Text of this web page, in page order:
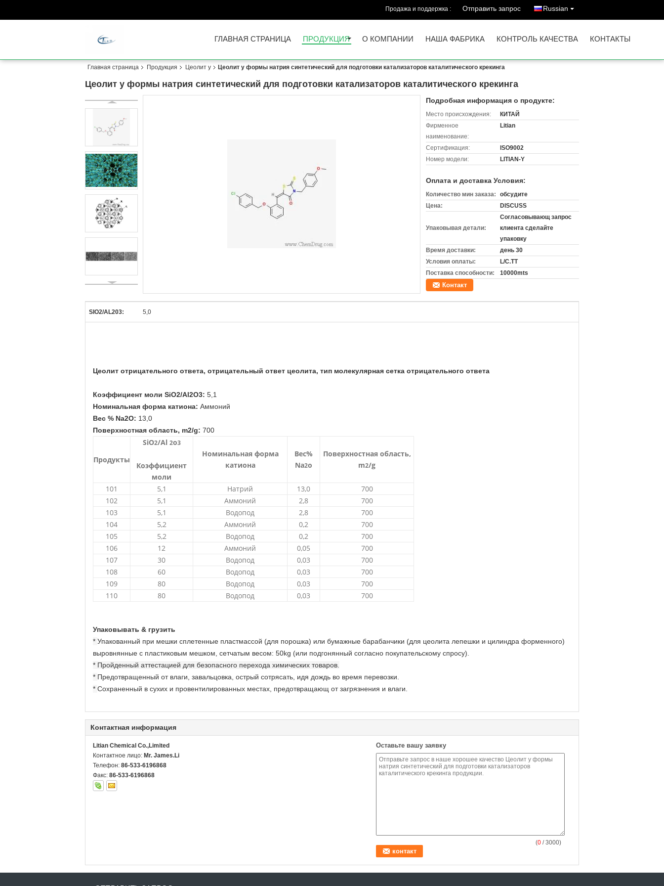
Продажа и поддержка : Отправить запрос Russian
ГЛАВНАЯ СТРАНИЦА ПРОДУКЦИЯ О КОМПАНИИ НАША ФАБРИКА КОНТРОЛЬ КАЧЕСТВА КОНТАКТЫ
Главная страница Продукция Цеолит y Цеолит y формы натрия синтетический для подготовки катализаторов каталитического крекинга
Цеолит y формы натрия синтетический для подготовки катализаторов каталитического крекинга
Подробная информация о продукте:
Место происхождения:
КИТАЙ
Фирменное
наименование:
Litian
Сертификация:
ISO9002
Номер модели:
LITIAN-Y
Оплата и доставка Условия:
Количество мин заказа:
обсудите
Цена:
DISCUSS
Упаковывая детали:
Согласовывающ запрос
клиента сделайте
упаковку
Время доставки:
день 30
Условия оплаты:
L/C.TT
Поставка способности:
10000mts
Контакт
SIO2/AL203: 5,0
Цеолит отрицательного ответа, отрицательный ответ цеолита, тип молекулярная сетка отрицательного ответа
Коэффициент моли SiO2/Al2O3: 5,1
Номинальная форма катиона: Аммоний
Вес % Na2O: 13,0
Поверхностная область, m2/g: 700
Продукты
SiO2/Al 2o3
Коэффициент
моли
Номинальная форма
катиона
Вес%
Na2o
Поверхностная область,
m2/g
101 5,1 Натрий 13,0
700
102
5,1 Аммоний 2,8
700
103
5,1 Водопод 2,8
700
104
5,2 Аммоний 0,2
700
105
5,2 Водопод 0,2
700
106
12 Аммоний 0,05
700
107
30 Водопод 0,03
700
108
60 Водопод 0,03
700
109
80 Водопод 0,03
700
110
80 Водопод 0,03 700
Упаковывать & грузить
* Упакованный при мешки сплетенные пластмассой (для порошка) или бумажные барабанчики (для цеолита лепешки и цилиндра форменного)
выровнянные с пластиковым мешком, сетчатым весом: 50kg (или подгонянный согласно покупательскому спросу).
* Пройденный аттестацией для безопасного перехода химических товаров.
* Предотвращенный от влаги, завальцовка, острый сотрясать, идя дождь во время перевозки.
* Сохраненный в сухих и провентилированных местах, предотвращающ от загрязнения и влаги.
Контактная информация
Litian Chemical Co.,Limited
Контактное лицо: Mr. James.Li
Телефон: 86-533-6196868
Факс: 86-533-6196868
Оставьте вашу заявку
(0 / 3000)